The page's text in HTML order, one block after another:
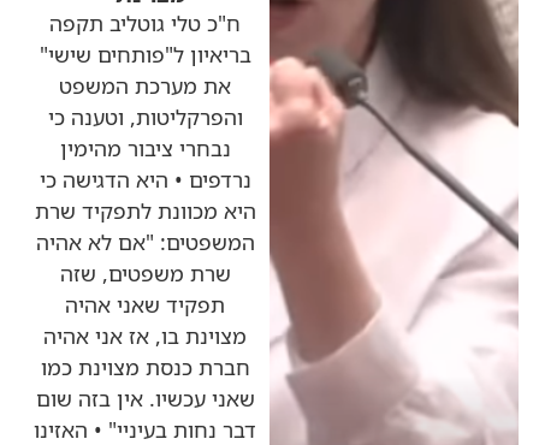
ח"כ טלי גוטליב תקפה
בריאיון ל"פותחים שישי"
את מערכת המשפט
והפרקליטות, וטענה כי
נבחרי ציבור מהימין
נרדפים • היא הדגישה כי
היא מכוונת לתפקיד שרת
המשפטים: "אם לא אהיה
שרת משפטים, שזה
תפקיד שאני אהיה
מצוינת בו, אז אני אהיה
חברת כנסת מצוינת כמו
שאני עכשיו. אין בזה שום
דבר נחות בעיניי" • האזינו